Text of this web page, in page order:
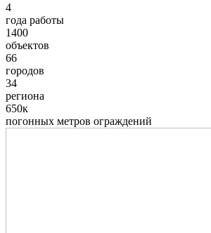
4
года работы
1400
объектов
66
городов
34
региона
650к
погонных метров ограждений